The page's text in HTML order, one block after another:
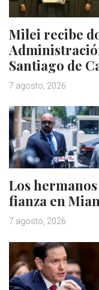
Milei recibe
Santiago de
7 agosto, 2026
Los
fianza en
7 agosto, 2026